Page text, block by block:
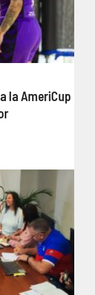
la AmeriCup